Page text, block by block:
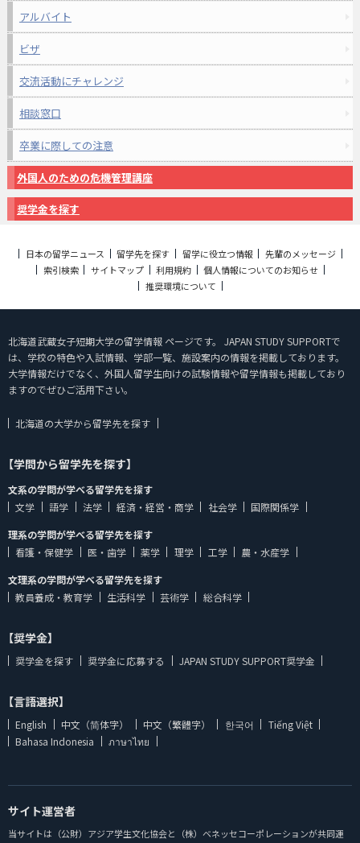
アルバイト
ビザ
交流活動にチャレンジ
相談窓口
卒業に際しての注意
外国人のための危機管理講座
奨学金を探す
日本の留学ニュース 留学先を探す 留学に役立つ情報
先輩のメッセージ
索引検索
サイトマップ 利用規約
個人情報についてのお知らせ
推奨環境について
北海道武蔵女子短期大学の留学情報 ページです。 JAPAN STUDY SUPPORTで
は、学校の特色や入試情報、学部一覧、施設案内の情報を掲載しております。
大学情報だけでなく、外国人留学生向けの試験情報や留学情報も掲載しており
ますのでぜひご活用下さい。
北海道の大学から留学先を探す
【学問から留学先を探す】
文系の学問が学べる留学先を探す
文学
語学 法学 経済・経営・商学 社会学
国際関係学
理系の学問が学べる留学先を探す
看護・保健学
医・歯学 薬学 理学 工学
農・水産学
文理系の学問が学べる留学先を探す
教員養成・教育学
生活科学 芸術学 総合科学
【奨学金】
奨学金を探す 奨学金に応募する JAPAN STUDY SUPPORT奨学金
【言語選択】
English 中文（简体字） 中文（繁體字） 한국어
Tiếng Việt
Bahasa Indonesia
ภาษาไทย
サイト運営者
当サイトは（公財）アジア学生文化協会と（株）ベネッセコーポレーションが共同運